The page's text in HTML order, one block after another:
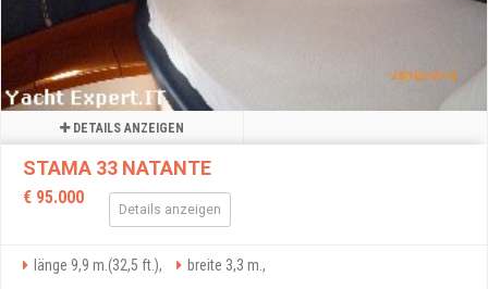
DETAILS ANZEIGEN
STAMA 33 NATANTE
€ 95.000
Details anzeigen
länge 9,9 m.(32,5 ft.), breite 3,3 m.,